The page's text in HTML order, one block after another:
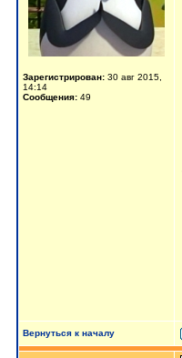
Зарегистрирован: 30 авг 2015,
14:14
Сообщения: 49
Вернуться к началу